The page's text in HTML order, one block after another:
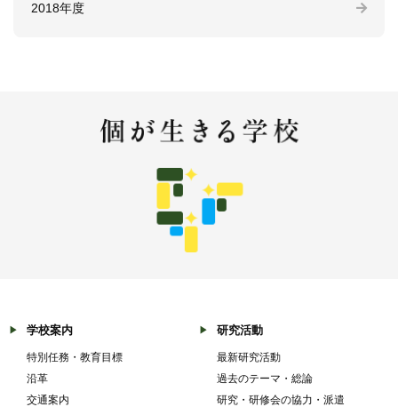
2018年度
学校案内
特別任務・教育目標
沿革
交通案内
研究活動
最新研究活動
過去のテーマ・総論
研究・研修会の協力・派遣